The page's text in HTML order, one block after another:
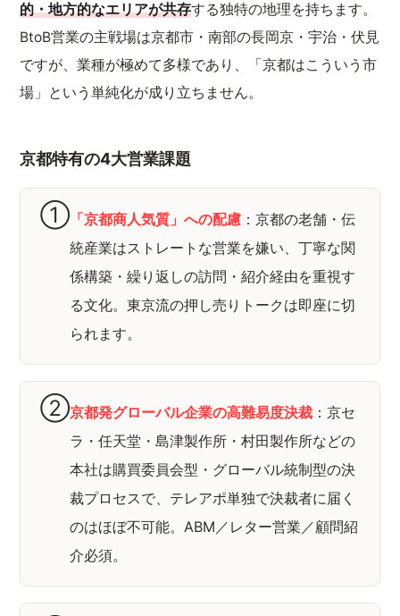
的・地方的なエリアが共存する独特の地理を持ちます。
BtoB営業の主戦場は京都市・南部の長岡京・宇治・伏見
ですが、業種が極めて多様であり、「京都はこういう市
場」という単純化が成り立ちません。
京都特有の4大営業課題
① 「京都商人気質」への配慮 ：京都の老舗・伝
統産業はストレートな営業を嫌い、丁寧な関
係構築・繰り返しの訪問・紹介経由を重視す
る文化。東京流の押し売りトークは即座に切
られます。
②京都発グローバル企業の高難易度決裁 ：京セ
ラ・任天堂・島津製作所・村田製作所などの
本社は購買委員会型・グローバル統制型の決
裁プロセスで、テレアポ単独で決裁者に届く
のはほぼ不可能。ABM／レター営業／顧問紹
介必須。